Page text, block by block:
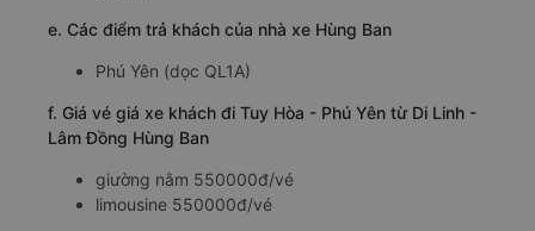
e. Các điểm trả khách của nhà xe Hùng Ban
Phú Yên (dọc QL1A)
f. Giá vé giá xe khách đi Tuy Hòa - Phú Yên từ Di Linh -
Lâm Đồng Hùng Ban
giường nằm 550000đ/vé
limousine 550000đ/vé